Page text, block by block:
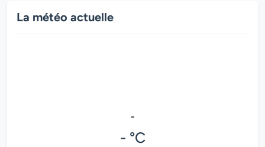
La météo actuelle
-
- °C